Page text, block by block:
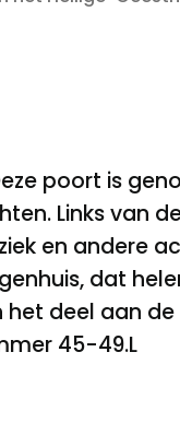
poort is
Links van
en andere
dat
deel aan de
45-49.L